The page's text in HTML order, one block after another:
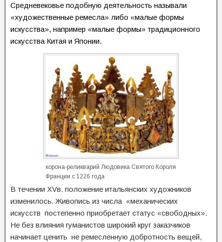
Средневековье подобную деятельность называли
«художественные ремесла» либо «малые формы
искусства», например «малые формы» традиционного
искусства Китая и Японии.
корона-реликварий Людовика Святого Короля
Франции с 1226 года
В течении ХVв. положение итальянских художников
изменилось. Живопись из числа «механических
искусств постепенно приобретает статус «свободных».
Не без влияния гуманистов широкий круг заказчиков
начинает ценить не ремесленную добротность вещей,